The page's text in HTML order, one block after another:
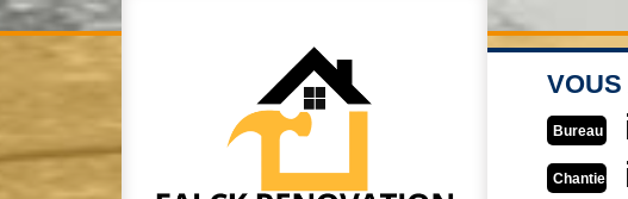
VOUS
Bureau
Chantier